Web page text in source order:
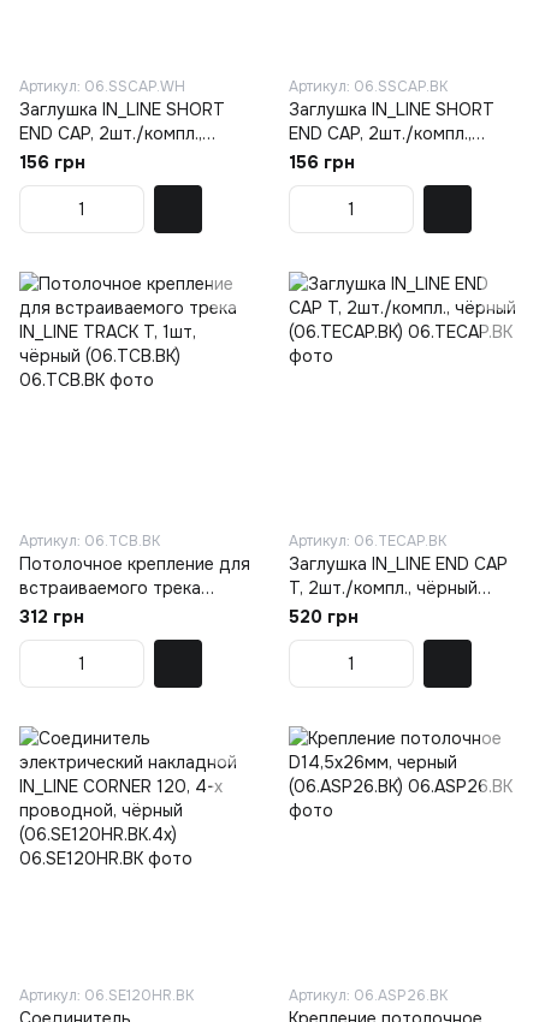
Артикул: 06.SSCAP.WH
Заглушка IN_LINE SHORT
END CAP, 2шт./компл.,
белый (06.SSCAP.WH)
156 грн
Артикул: 06.SSCAP.BK
Заглушка IN_LINE SHORT
END CAP, 2шт./компл.,
чёрный (06.SSCAP.BK)
156 грн
Артикул: 06.TCB.BK
Потолочное крепление для
встраиваемого трека
IN_LINE TRACK T, 1шт,
чёрный (06.TCB.BK)
312 грн
Артикул: 06.TECAP.BK
Заглушка IN_LINE END CAP
T, 2шт./компл., чёрный
(06.TECAP.BK)
520 грн
Артикул: 06.SE120HR.BK Артикул: 06.ASP26.BK